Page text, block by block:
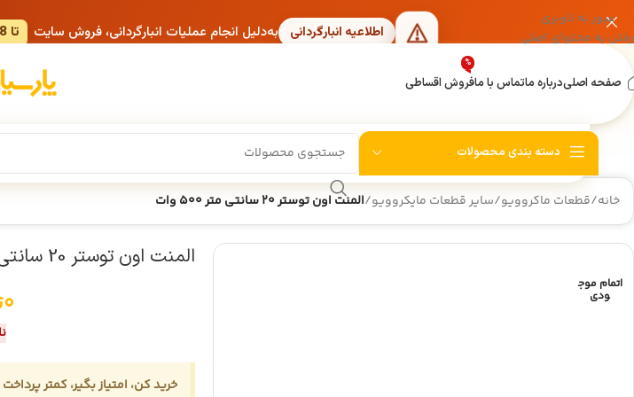
عبور به ناوبری
رفتن به محتوای اصلی
اطلاعیه انبارگردانی به‌دلیل انجام عملیات انبارگردانی، فروش سایت تا 18 مرداد
صفحه اصلیدرباره ماتماس با مافروش اقساطی
%
دسته بندی محصولات
خانه/قطعات ماکروویو/سایر قطعات مایکروویو/المنت اون توستر 20 سانتی متر 500 وات
اتمام موج
ودی
المنت اون توستر 20 سانتی متر 500 وات
0
خرید کن، امتیاز بگیر، کمتر